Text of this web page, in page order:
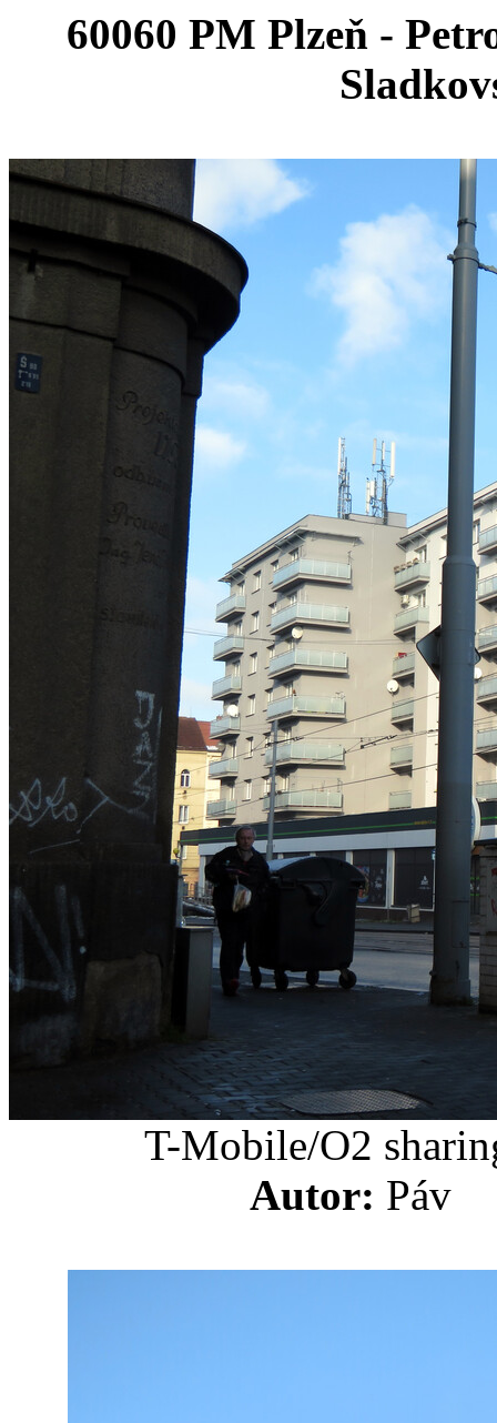
60060 PM Plzeň -
T-Mobile/O2
Autor: